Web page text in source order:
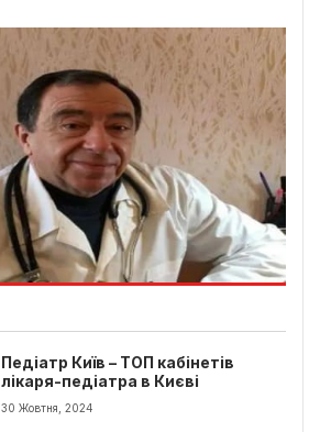
Педіатр Київ – ТОП кабінетів
лікаря-педіатра в Києві
30 Жовтня, 2024